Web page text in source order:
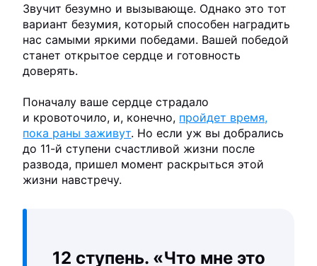
Звучит безумно и вызывающе. Однако это тот
вариант безумия, который способен наградить
нас самыми яркими победами. Вашей победой
станет открытое сердце и готовность
доверять.
Поначалу ваше сердце страдало
и кровоточило, и, конечно, пройдет время,
пока раны заживут. Но если уж вы добрались
до 11-й ступени счастливой жизни после
развода, пришел момент раскрыться этой
жизни навстречу.
12 ступень. «Что мне это